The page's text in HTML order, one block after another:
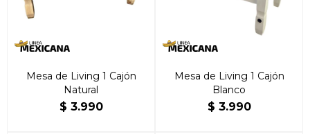
Mesa de Living 1 Cajón
Natural
$ 3.990
Mesa de Living 1 Cajón
Blanco
$ 3.990